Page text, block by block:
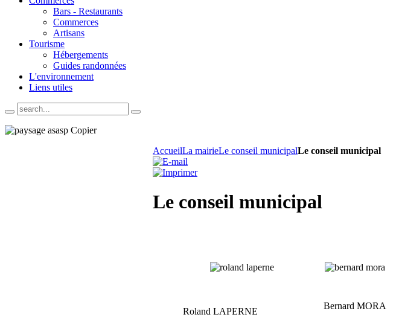
Bars - Restaurants
Commerces
Artisans
Tourisme
Hébergements
Guides randonnées
L'environnement
Liens utiles
AccueilLa mairieLe conseil municipalLe conseil municipal
Le conseil municipal
Roland LAPERNE
Bernard MORA